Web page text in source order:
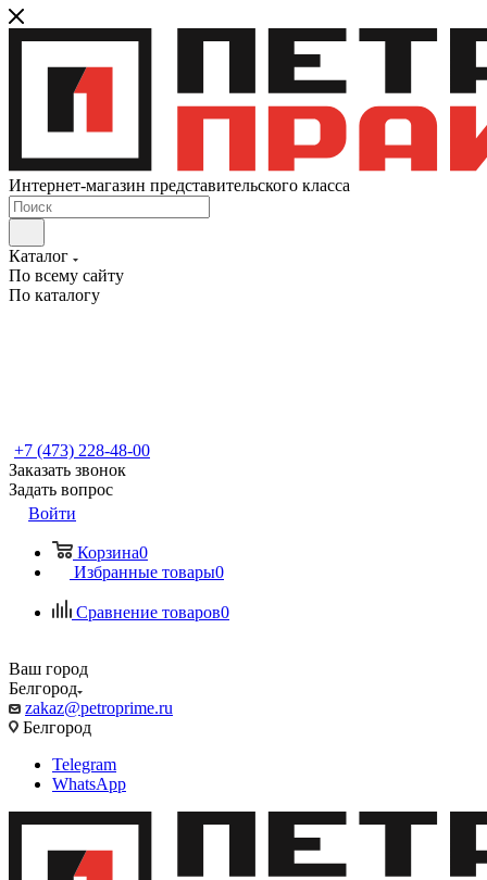
Интернет-магазин представительского класса
Каталог
По всему сайту
По каталогу
+7 (473) 228-48-00
Заказать звонок
Задать вопрос
Войти
Корзина0
Избранные товары0
Сравнение товаров0
Ваш город
Белгород
zakaz@petroprime.ru
Белгород
Telegram
WhatsApp